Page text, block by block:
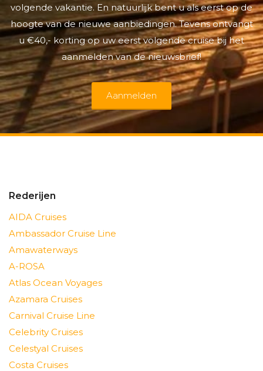
volgende vakantie. En natuurlijk bent u als eerst op de
hoogte van de nieuwe aanbiedingen. Tevens ontvangt
u €40,- korting op uw eerst volgende cruise bij het
aanmelden van de nieuwsbrief!
Aanmelden
Rederijen
AIDA Cruises
Ambassador Cruise Line
Amawaterways
A-ROSA
Atlas Ocean Voyages
Azamara Cruises
Carnival Cruise Line
Celebrity Cruises
Celestyal Cruises
Costa Cruises